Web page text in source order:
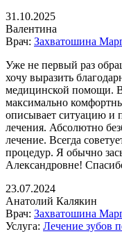
31.10.2025
Валентина
Врач: Захватошина
Уже не первый раз
хочу выразить
медицинской помощи.
максимально
описывает ситуацию и
лечения. Абсолютно
лечение. Всегда
процедур. Я обычно
Александровне!
23.07.2024
Анатолий Калякин
Врач: Захватошина
Услуга: Лечение зубов